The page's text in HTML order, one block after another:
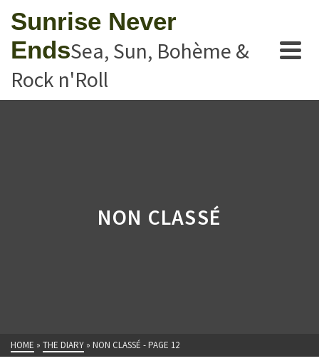
Sunrise Never
EndsSea, Sun, Bohème &
Rock n'Roll
NON CLASSÉ
HOME » THE DIARY » NON CLASSÉ - PAGE 12